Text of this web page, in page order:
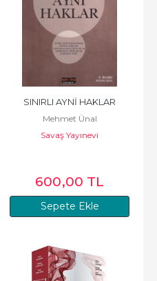
Sepete Ekle
SINIRLI AYNİ HAKLAR
Mehmet Ünal
Savaş Yayınevi
600,00 TL